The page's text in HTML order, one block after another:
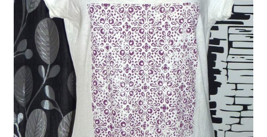
Nous contacter
Panier
Commande